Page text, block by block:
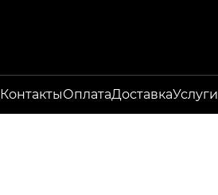
КонтактыОплатаДоставкаУслуги